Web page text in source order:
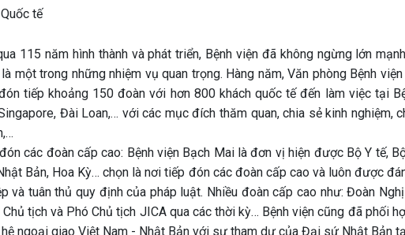
tế
115 năm hình thành và phát triển, Bệnh viện đã không ngừng lớn
một trong những nhiệm vụ quan trọng. Hàng năm, Văn phòng Bệnh
tiếp khoảng 150 đoàn với hơn 800 khách quốc tế đến làm việc tại
Đài Loan,… với các mục đích thăm quan, chia sẻ kinh nghiệm,
các đoàn cấp cao: Bệnh viện Bạch Mai là đơn vị hiện được Bộ Y tế,
Bản, Hoa Kỳ… chọn là nơi tiếp đón các đoàn cấp cao và luôn được
và tuân thủ quy định của pháp luật. Nhiều đoàn cấp cao như: Đoàn
Chủ tịch và Phó Chủ tịch JICA qua các thời kỳ… Bệnh viện cũng đã phối
ngoại giao Việt Nam - Nhật Bản với sự tham dự của Đại sứ Nhật Bản